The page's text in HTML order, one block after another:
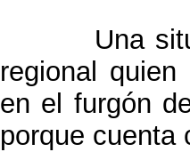
Una
regional
en el furgón
porque cuenta